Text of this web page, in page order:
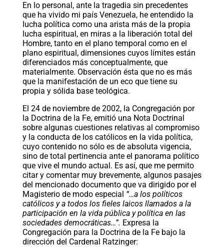
En lo personal, ante la tragedia sin precedentes
que ha vivido mi país Venezuela, he entendido la
lucha política como una arista más de la propia
lucha espiritual, en miras a la liberación total del
Hombre, tanto en el plano temporal como en el
plano espiritual, dimensiones cuyos límites están
diferenciados más conceptualmente, que
materialmente. Observación ésta que no es más
que la manifestación de un eco que tiene su
propia y sólida base teológica.
El 24 de noviembre de 2002, la Congregación por
la Doctrina de la Fe, emitió una Nota Doctrinal
sobre algunas cuestiones relativas al compromiso
y la conducta de los católicos en la vida política,
cuyo contenido no sólo es de absoluta vigencia,
sino de total pertinencia ante el panorama político
que vive el mundo actual. Es así, que me permito
citar y comentar muy brevemente, algunos pasajes
del mencionado documento que va dirigido por el
Magisterio de modo especial “…a los políticos
católicos y a todos los fieles laicos llamados a la
participación en la vida pública y política en las
sociedades democráticas…”. Expresa la
Congregación para la Doctrina de la Fe bajo la
dirección del Cardenal Ratzinger: